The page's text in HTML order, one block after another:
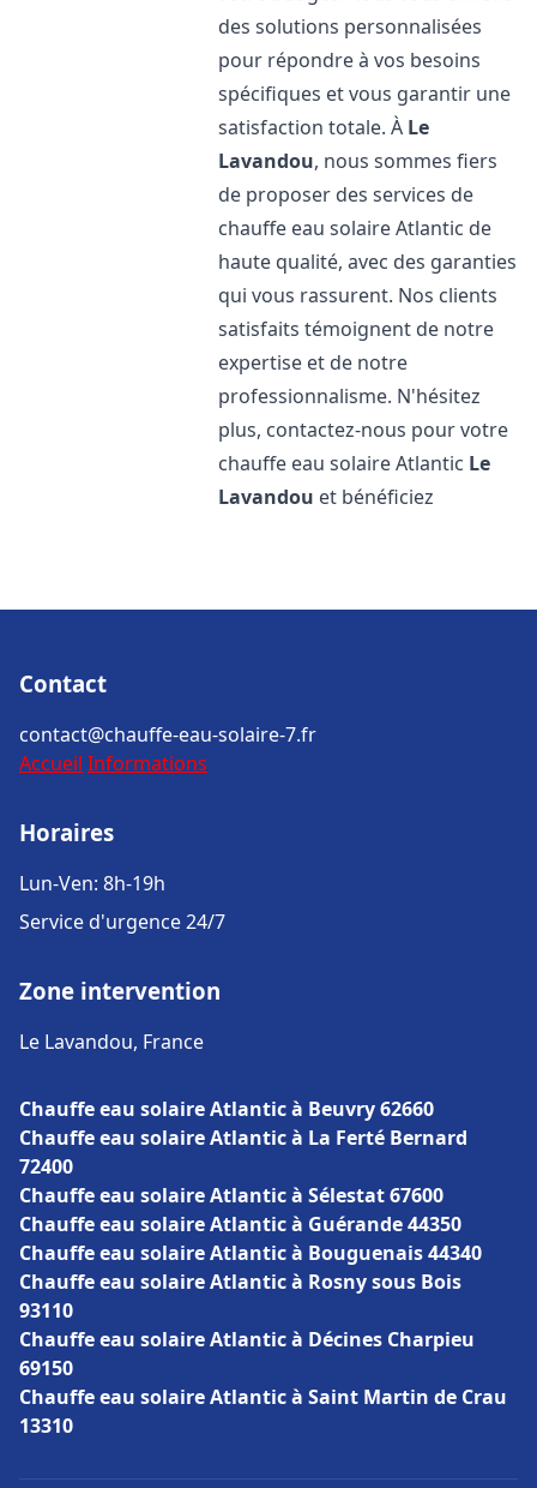
des solutions personnalisées
pour répondre à vos besoins
spécifiques et vous garantir une
satisfaction totale. À Le
Lavandou, nous sommes fiers
de proposer des services de
chauffe eau solaire Atlantic de
haute qualité, avec des garanties
qui vous rassurent. Nos clients
satisfaits témoignent de notre
expertise et de notre
professionnalisme. N'hésitez
plus, contactez-nous pour votre
chauffe eau solaire Atlantic Le
Lavandou et bénéficiez
Contact
contact@chauffe-eau-solaire-7.fr
Accueil Informations
Horaires
Lun-Ven: 8h-19h
Service d'urgence 24/7
Zone intervention
Le Lavandou, France
Chauffe eau solaire Atlantic à Beuvry 62660
Chauffe eau solaire Atlantic à La Ferté Bernard
72400
Chauffe eau solaire Atlantic à Sélestat 67600
Chauffe eau solaire Atlantic à Guérande 44350
Chauffe eau solaire Atlantic à Bouguenais 44340
Chauffe eau solaire Atlantic à Rosny sous Bois
93110
Chauffe eau solaire Atlantic à Décines Charpieu
69150
Chauffe eau solaire Atlantic à Saint Martin de Crau
13310